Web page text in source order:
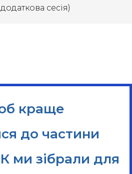
сесія)
краще
до частини
ми зібрали для